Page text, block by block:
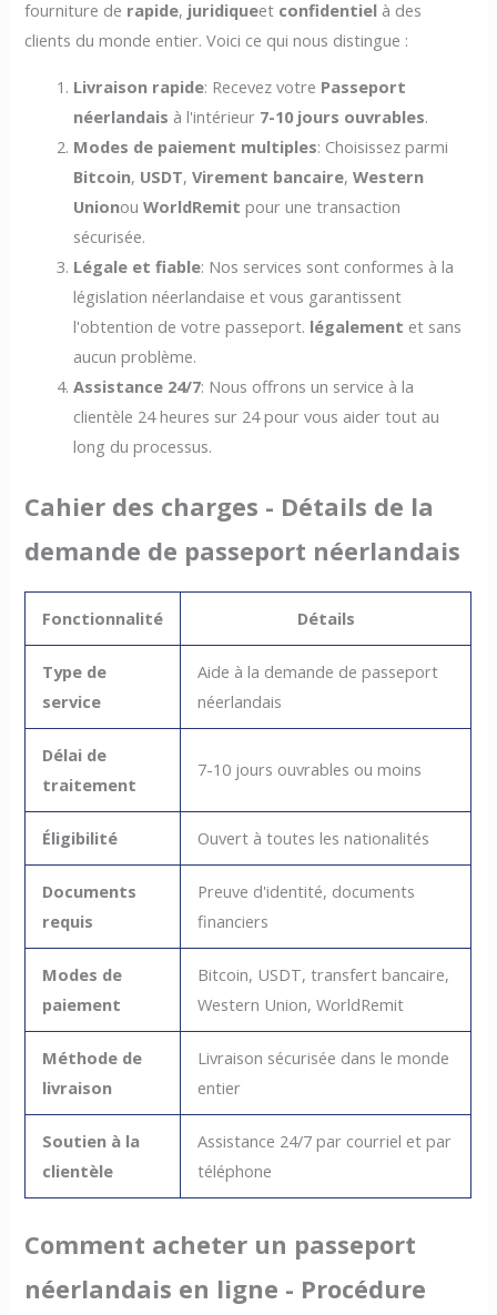
fourniture de rapide, juridiqueet confidentiel à des
clients du monde entier. Voici ce qui nous distingue :
Livraison rapide: Recevez votre Passeport
néerlandais à l'intérieur 7-10 jours ouvrables.
Modes de paiement multiples: Choisissez parmi
Bitcoin, USDT,Virement bancaire,Western
UnionouWorldRemit pour une transaction
sécurisée.
Légale et fiable: Nos services sont conformes à la
législation néerlandaise et vous garantissent
l'obtention de votre passeport. légalement et sans
aucun problème.
Assistance 24/7: Nous offrons un service à la
clientèle 24 heures sur 24 pour vous aider tout au
long du processus.
Cahier des charges - Détails de la
demande de passeport néerlandais
Fonctionnalité Détails
Type de
service
Aide à la demande de passeport
néerlandais
Délai de
traitement
7-10 jours ouvrables ou moins
Éligibilité Ouvert à toutes les nationalités
Documents
requis
Preuve d'identité, documents
financiers
Modes de
paiement
Bitcoin, USDT, transfert bancaire,
Western Union, WorldRemit
Méthode de
livraison
Livraison sécurisée dans le monde
entier
Soutien à la
clientèle
Assistance 24/7 par courriel et par
téléphone
Comment acheter un passeport
néerlandais en ligne - Procédure